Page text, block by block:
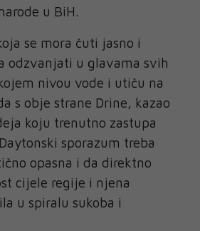
u BiH.
se mora čuti jasno i
odzvanjati u glavama svih
nivou vode i utiču na
s obje strane Drine, kazao
koju trenutno zastupa
sporazum treba
opasna i da direktno
cijele regije i njena
u spiralu sukoba i